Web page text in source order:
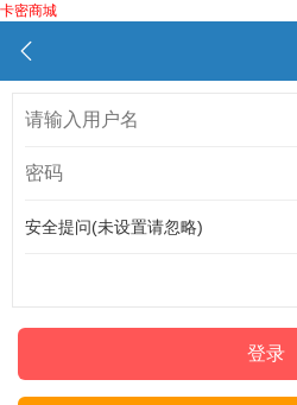
卡密商城
安全提问(未设置请忽略)
登录